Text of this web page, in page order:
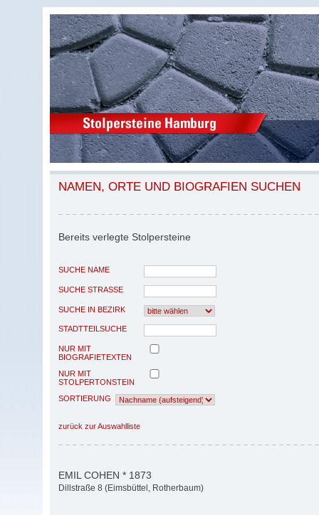
NAMEN, ORTE UND BIOGRAFIEN SUCHEN
Bereits verlegte Stolpersteine
SUCHE NAME
SUCHE STRASSE
SUCHE IN BEZIRK
STADTTEILSUCHE
NUR MIT
BIOGRAFIETEXTEN
NUR MIT
STOLPERTONSTEIN
SORTIERUNG
zurück zur Auswahlliste
EMIL COHEN * 1873
Dillstraße 8 (Eimsbüttel, Rotherbaum)